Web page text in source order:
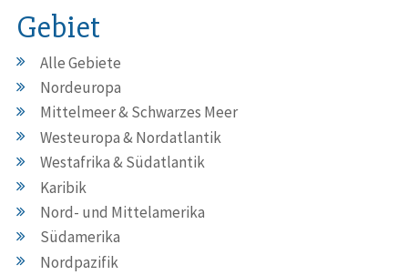
Gebiet
Alle Gebiete
Nordeuropa
Mittelmeer & Schwarzes Meer
Westeuropa & Nordatlantik
Westafrika & Südatlantik
Karibik
Nord- und Mittelamerika
Südamerika
Nordpazifik